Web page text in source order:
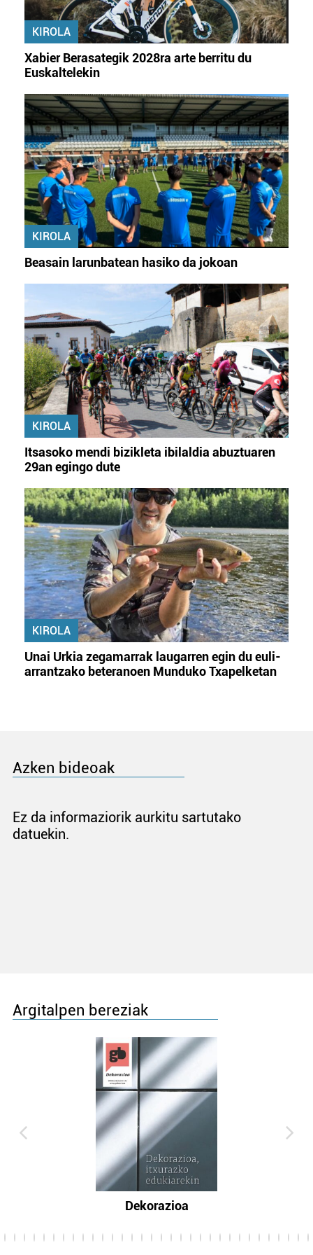
KIROLA
Xabier Berasategik 2028ra arte berritu du
Euskaltelekin
KIROLA
Beasain larunbatean hasiko da jokoan
KIROLA
Itsasoko mendi bizikleta ibilaldia abuztuaren
29an egingo dute
KIROLA
Unai Urkia zegamarrak laugarren egin du euli-
arrantzako beteranoen Munduko Txapelketan
Azken bideoak
Ez da informaziorik aurkitu sartutako
datuekin.
Argitalpen bereziak
Dekorazioa